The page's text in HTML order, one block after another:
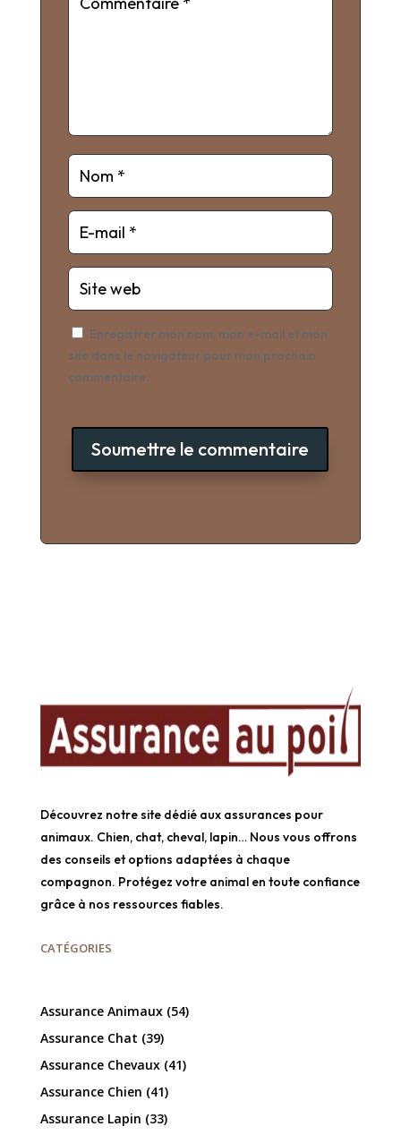
Enregistrer mon nom, mon e-mail et mon
site dans le navigateur pour mon prochain
commentaire.
Soumettre le commentaire
Découvrez notre site dédié aux assurances pour
animaux. Chien, chat, cheval, lapin… Nous vous offrons
des conseils et options adaptées à chaque
compagnon. Protégez votre animal en toute confiance
grâce à nos ressources fiables.
CATÉGORIES
Assurance Animaux(54)
Assurance Chat (39)
Assurance Chevaux(41)
Assurance Chien (41)
Assurance Lapin (33)